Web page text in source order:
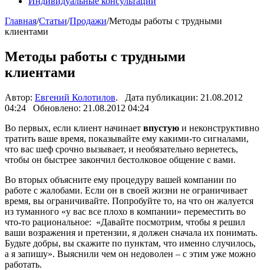
Главная/Статьи/Продажи/Методы работы с трудными
клиентами
Методы работы с трудными
клиентами
Автор: Евгений Колотилов. Дата публикации: 21.08.2012
04:24 Обновлено: 21.08.2012 04:24
Во первых, если клиент начинает впустую и неконструктивно
тратить ваше время, показывайте ему какими-то сигналами,
что вас шеф срочно вызывает, и необязательно вернетесь,
чтобы он быстрее закончил бестолковое общение с вами.
Во вторых объясните ему процедуру вашей компании по
работе с жалобами. Если он в своей жизни не ограничивает
время, вы ограничивайте. Попробуйте то, на что он жалуется
из туманного «у вас все плохо в компании» переместить во
что-то рациональное: «Давайте посмотрим, чтобы я решил
ваши возражения и претензии, я должен сначала их понимать.
Будьте добры, вы скажите по пунктам, что именно случилось,
а я запишу». Выяснили чем он недоволен – с этим уже можно
работать.